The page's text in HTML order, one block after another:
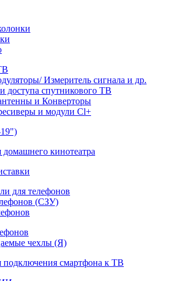
Измеритель сигнала и др.
доступа спутникового ТВ
и Конверторы
и модули Cl+
кинотеатра
для телефонов
(СЗУ)
чехлы (Я)
подключения смартфона к ТВ